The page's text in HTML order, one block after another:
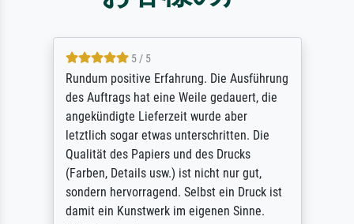
5 / 5
Rundum positive Erfahrung. Die Ausführung
des Auftrags hat eine Weile gedauert, die
angekündigte Lieferzeit wurde aber
letztlich sogar etwas unterschritten. Die
Qualität des Papiers und des Drucks
(Farben, Details usw.) ist nicht nur gut,
sondern hervorragend. Selbst ein Druck ist
damit ein Kunstwerk im eigenen Sinne.